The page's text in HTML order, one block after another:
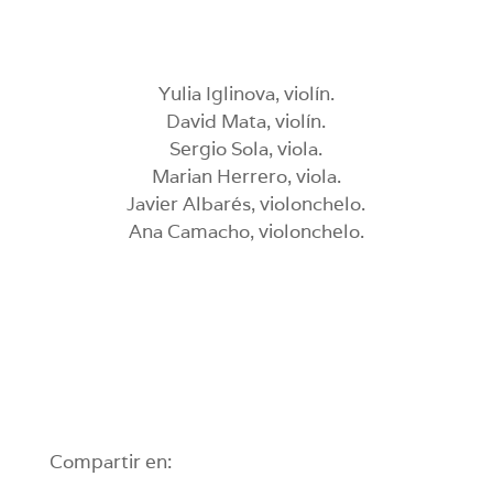
Yulia Iglinova, violín.
David Mata, violín.
Sergio Sola, viola.
Marian Herrero, viola.
Javier Albarés, violonchelo.
Ana Camacho, violonchelo.
Compartir en: